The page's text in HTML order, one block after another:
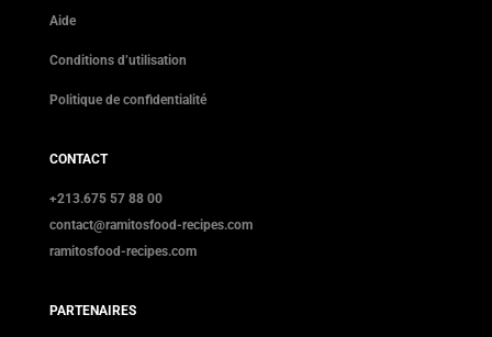
Aide
Conditions d’utilisation
Politique de confidentialité
CONTACT
+213.675 57 88 00
contact@ramitosfood-recipes.com
ramitosfood-recipes.com
PARTENAIRES